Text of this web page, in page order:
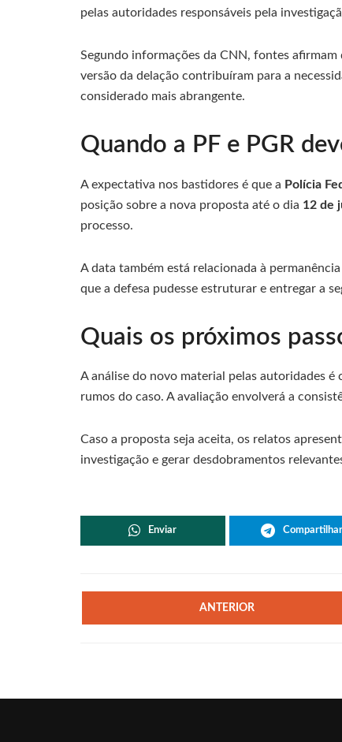
pelas autoridades responsáveis pela
Segundo informações da CNN, fontes
versão da delação contribuíram para a
considerado mais abrangente.
Quando a PF e PGR
A expectativa nos bastidores é que a Polícia
posição sobre a nova proposta até o dia 12 de
processo.
A data também está relacionada à
que a defesa pudesse estruturar e entregar a
Quais os próximos
A análise do novo material pelas autoridades
rumos do caso. A avaliação envolverá a
Caso a proposta seja aceita, os relatos
investigação e gerar desdobramentos
Enviar Compartilhar
ANTERIOR